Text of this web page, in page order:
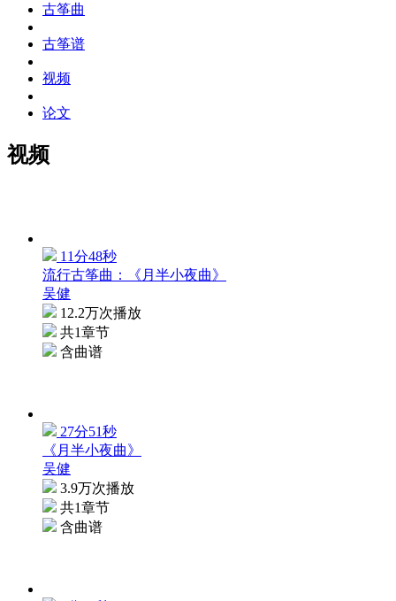
古筝曲
古筝谱
视频
论文
视频
11分48秒
流行古筝曲：《月半小夜曲》
吴健
12.2万次播放
共1章节
含曲谱
27分51秒
《月半小夜曲》
吴健
3.9万次播放
共1章节
含曲谱